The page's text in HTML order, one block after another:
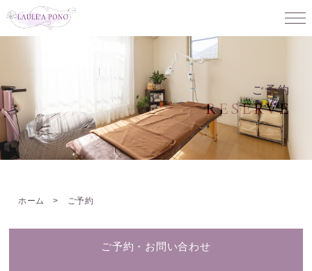
ご予約
RESERVE
ホーム > ご予約
ご予約・お問い合わせ